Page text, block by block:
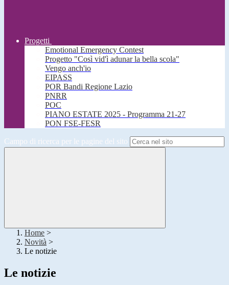
Progetti
Emotional Emergency Contest
Progetto "Così vid'ì adunar la bella scola"
Vengo anch'io
EIPASS
POR Bandi Regione Lazio
PNRR
POC
PIANO ESTATE 2025 - Programma 21-27
PON FSE-FESR
Campo di ricerca per le pagine del sito
Home >
Novità >
Le notizie
Le notizie